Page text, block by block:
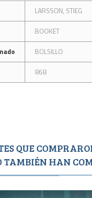
LARSSON, STIEG
BOOKET
BOLSILLO
868
QUE
TAMBIÉN HAN